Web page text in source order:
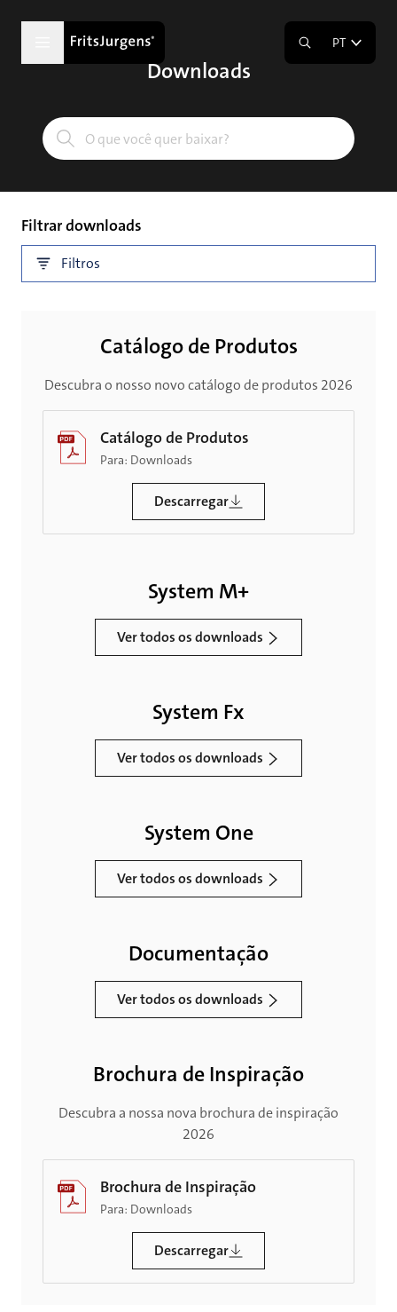
PT
Downloads
Filtrar downloads
Filtros
Catálogo de Produtos
Descubra o nosso novo catálogo de produtos 2026
Catálogo de Produtos
Para: Downloads
Descarregar
System M+
Ver todos os downloads
System Fx
Ver todos os downloads
System One
Ver todos os downloads
Documentação
Ver todos os downloads
Brochura de Inspiração
Descubra a nossa nova brochura de inspiração
2026
Brochura de Inspiração
Para: Downloads
Descarregar